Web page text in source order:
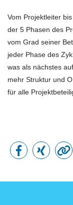
Vom Projektleiter
der 5 Phasen des
vom Grad seiner
jeder Phase des
was als nächstes
mehr Struktur und
für alle